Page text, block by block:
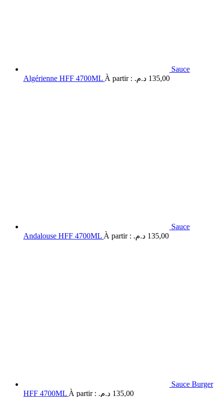
Sauce
Algérienne HFF 4700ML À partir : 135,00 د.م.
Sauce
Andalouse HFF 4700ML À partir : 135,00 د.م.
Sauce Burger
HFF 4700ML À partir : 135,00 د.م.